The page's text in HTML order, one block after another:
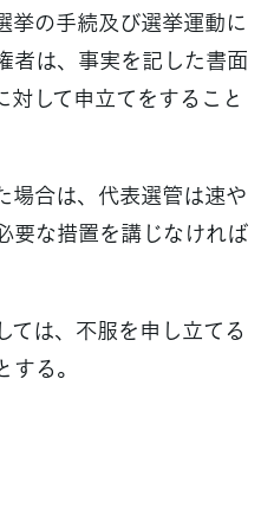
挙の手続及び選挙運動に
者は、事実を記した書面
対して申立てをすること
場合は、代表選管は速や
要な措置を講じなければ
ては、不服を申し立てる
る。